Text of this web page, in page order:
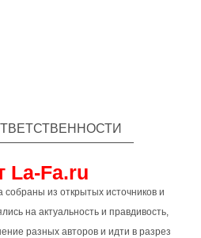
La-Fa.ru
из открытых источников и
на актуальность и правдивость,
разных авторов и идти в разрез